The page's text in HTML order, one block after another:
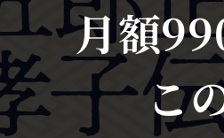
月額
こ